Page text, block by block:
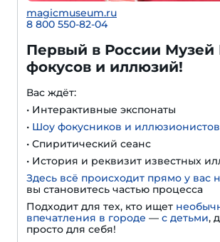
magicmuseum.ru
8 800 550-82-04
Первый в России Музей
фокусов и иллюзий!
Вас ждёт:
• Интерактивные экспонаты
• Шоу фокусников и иллюзионистов
• Спиритический сеанс
• История и реквизит известных
Здесь всё происходит прямо у вас
вы становитесь частью процесса
Подходит для тех, кто ищет
впечатления в городе — с детьми,
просто для себя!